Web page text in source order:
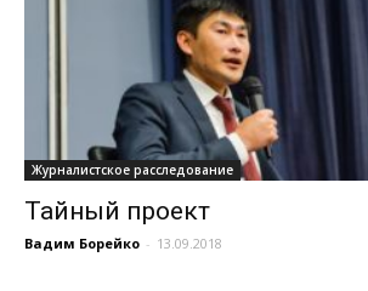
Журналистское расследование
Тайный проект
Вадим Борейко - 13.09.2018